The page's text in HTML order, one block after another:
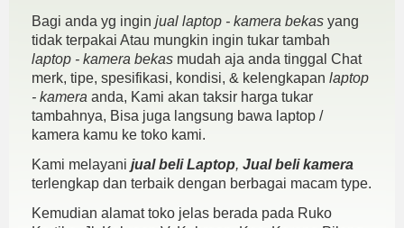
Bagi anda yg ingin jual laptop - kamera bekas yang
tidak terpakai Atau mungkin ingin tukar tambah
laptop - kamera bekas mudah aja anda tinggal Chat
merk, tipe, spesifikasi, kondisi, & kelengkapan laptop
- kamera anda, Kami akan taksir harga tukar
tambahnya, Bisa juga langsung bawa laptop /
kamera kamu ke toko kami.
Kami melayani jual beli Laptop, Jual beli kamera
terlengkap dan terbaik dengan berbagai macam type.
Kemudian alamat toko jelas berada pada Ruko